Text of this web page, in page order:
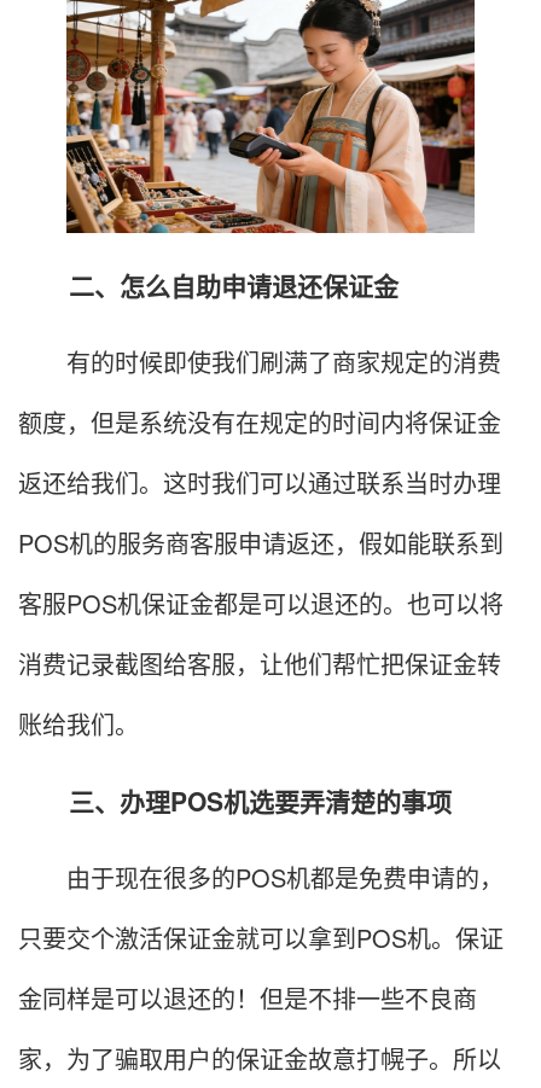
二、怎么自助申请退还保证金
有的时候即使我们刷满了商家规定的消费
额度，但是系统没有在规定的时间内将保证金
返还给我们。这时我们可以通过联系当时办理
POS机的服务商客服申请返还，假如能联系到
客服POS机保证金都是可以退还的。也可以将
消费记录截图给客服，让他们帮忙把保证金转
账给我们。
三、办理POS机选要弄清楚的事项
由于现在很多的POS机都是免费申请的，
只要交个激活保证金就可以拿到POS机。保证
金同样是可以退还的！但是不排一些不良商
家，为了骗取用户的保证金故意打幌子。所以